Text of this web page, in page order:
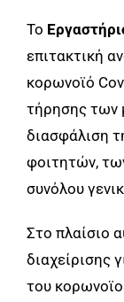
Το
επιτακτική
κορωνοϊό
τήρησης των
διασφάλιση
φοιτητών,
συνόλου
Στο πλαίσιο
διαχείρισης
του